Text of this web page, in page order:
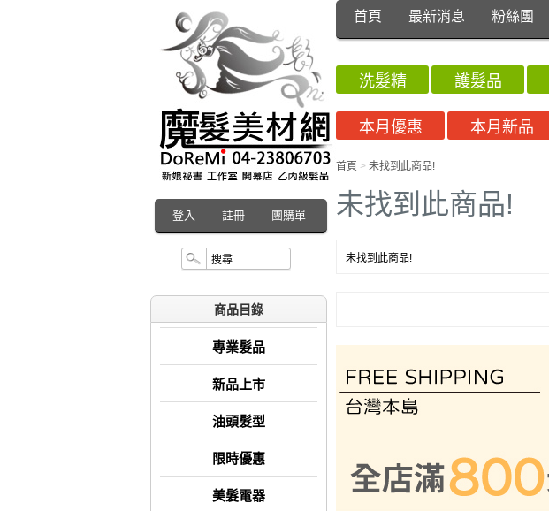
登入 註冊 團購單
首頁 最新消息 粉絲團
商品目錄
專業髮品
新品上市
油頭髮型
限時優惠
美髮電器
洗髮精 護髮品
本月優惠
本月新品
首頁 > 未找到此商品!
未找到此商品!
未找到此商品!